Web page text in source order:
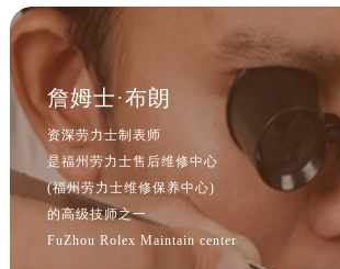
詹姆士·布朗
资深劳力士制表师
是福州劳力士售后维修中心
(福州劳力士维修保养中心)
的高级技师之一
FuZhou Rolex Maintain center